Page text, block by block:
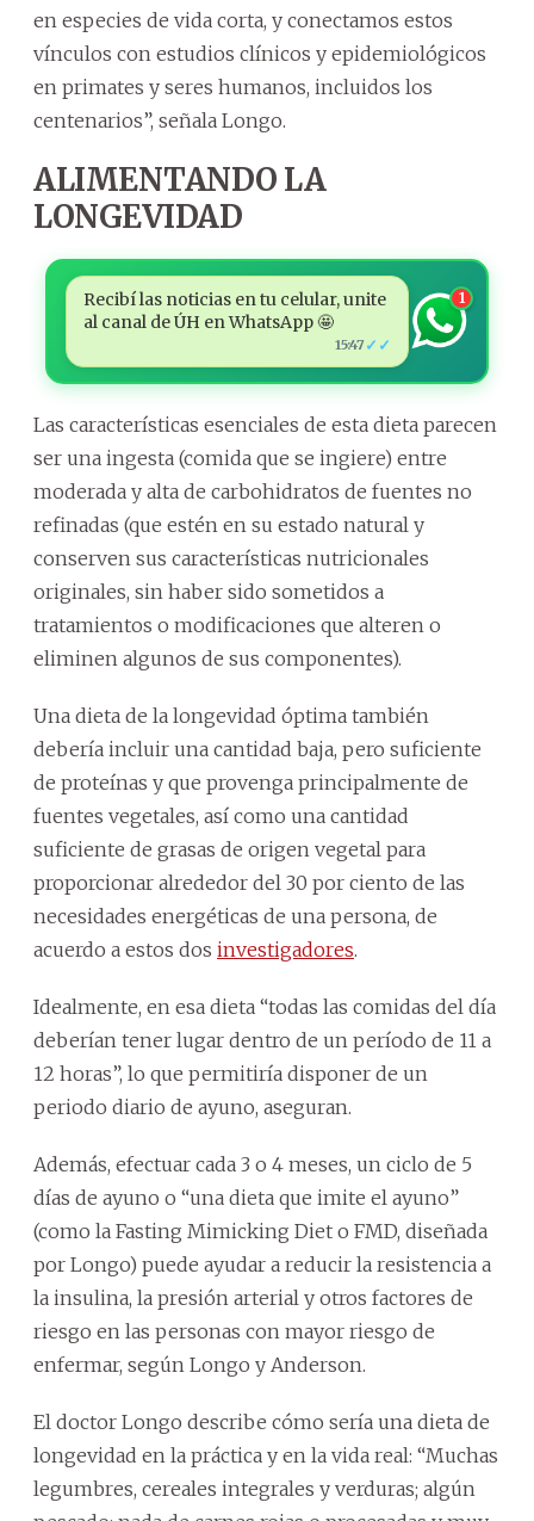
en especies de vida corta, y conectamos estos
vínculos con estudios clínicos y epidemiológicos
en primates y seres humanos, incluidos los
centenarios”, señala Longo.
ALIMENTANDO LA
LONGEVIDAD
Recibí las noticias en tu celular, unite
al canal de ÚH en WhatsApp 🤩
15:47 ✓✓
1
Las características esenciales de esta dieta parecen
ser una ingesta (comida que se ingiere) entre
moderada y alta de carbohidratos de fuentes no
refinadas (que estén en su estado natural y
conserven sus características nutricionales
originales, sin haber sido sometidos a
tratamientos o modificaciones que alteren o
eliminen algunos de sus componentes).
Una dieta de la longevidad óptima también
debería incluir una cantidad baja, pero suficiente
de proteínas y que provenga principalmente de
fuentes vegetales, así como una cantidad
suficiente de grasas de origen vegetal para
proporcionar alrededor del 30 por ciento de las
necesidades energéticas de una persona, de
acuerdo a estos dos investigadores.
Idealmente, en esa dieta “todas las comidas del día
deberían tener lugar dentro de un período de 11 a
12 horas”, lo que permitiría disponer de un
periodo diario de ayuno, aseguran.
Además, efectuar cada 3 o 4 meses, un ciclo de 5
días de ayuno o “una dieta que imite el ayuno”
(como la Fasting Mimicking Diet o FMD, diseñada
por Longo) puede ayudar a reducir la resistencia a
la insulina, la presión arterial y otros factores de
riesgo en las personas con mayor riesgo de
enfermar, según Longo y Anderson.
El doctor Longo describe cómo sería una dieta de
longevidad en la práctica y en la vida real: “Muchas
legumbres, cereales integrales y verduras; algún